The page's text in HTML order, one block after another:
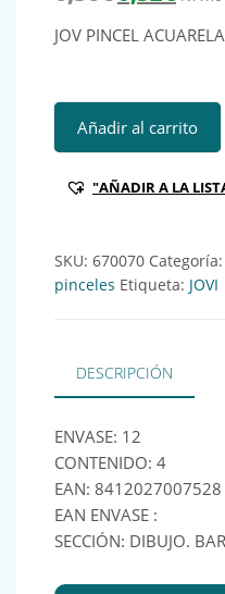
JOV PINCEL
JOV PINCEL
Añadir al carrito
"AÑADIR A LA
SKU: 670070 Categoría:
pinceles Etiqueta: JOVI
DESCRIPCIÓN
ENVASE: 12
CONTENIDO: 4
EAN: 8412027007528
EAN ENVASE :
SECCIÓN: DIBUJO.